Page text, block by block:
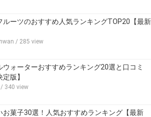
ルーツのおすすめ人気ランキングTOP20【最新
/ 285 view
ウォーターおすすめランキング20選と口コミ
定版】
/ 340 view
お菓子30選！人気おすすめランキング【最新